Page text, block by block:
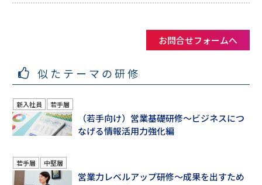
お問合せフォームへ
似たテーマの研修
新入社員 若手層
（若手向け）営業基礎研修～ビジネスにつ
なげる情報活用力強化編
若手層 中堅層
営業力レベルアップ研修～成果を出すため